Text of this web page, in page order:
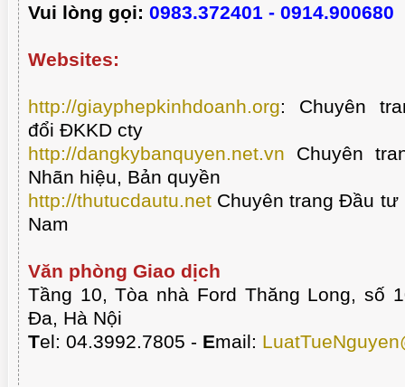
Vui lòng gọi: 0983.372401 - 0914.900680
Websites:
http://giayphepkinhdoanh.org:
Chuyên
đổi ĐKKD cty
http://dangkybanquyen.net.vn Chuyên
Nhãn hiệu, Bản quyền
http://thutucdautu.net Chuyên trang Đầu
Nam
Văn phòng Giao dịch
Tầng 10, Tòa nhà Ford Thăng Long, số
Đa, Hà Nội
Tel: 04.3992.7805 - Email: